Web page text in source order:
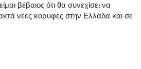
βέβαιος ότι θα συνεχίσει να
νέες κορυφές στην Ελλάδα και σε